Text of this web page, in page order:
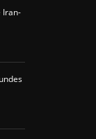
Iran-